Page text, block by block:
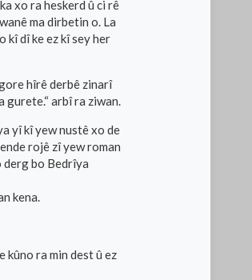
xo ra heskerd û ci rê
ma dirbetin o. La
kî dî ke ez kî sey her
hîrê derbê zinarî
arbî ra ziwan.
yî kî yew nustê xo de
rojê zî yew roman
derg bo Bedrîya
kena.
kûno ra min dest û ez